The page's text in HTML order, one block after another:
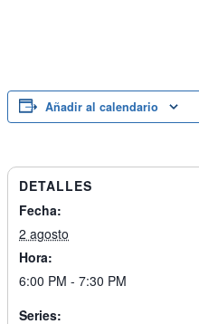
Añadir al calendario
DETALLES
Fecha:
2 agosto
Hora:
6:00 PM - 7:30 PM
Series: